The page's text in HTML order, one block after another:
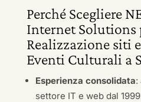
Perché Scegliere
Internet Solutions
Realizzazione siti
Eventi Culturali a
Esperienza consolidata:
settore IT e web dal